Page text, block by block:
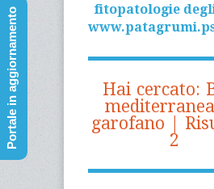
fitopatologie
Hai cercato:
garofano |
2
Portale in aggiornamento